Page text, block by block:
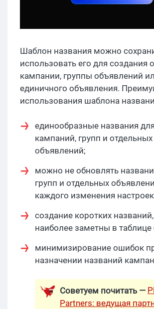
Шаблон названия можно
использовать его для создания
кампании, группы объявлений
единичного объявления.
использования шаблона
единообразные названия
кампаний, групп и отдельных
объявлений;
можно не обновлять
групп и отдельных
каждого изменения
создание коротких
наиболее заметны в таблице
минимизирование ошибок
назначении названий
Советуем почитать —
Partners: ведущая